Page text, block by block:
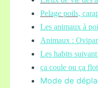
Pelage poils,
Les animaux à
Animaux :
Les habits suivant
ça coule ou ça
Mode de